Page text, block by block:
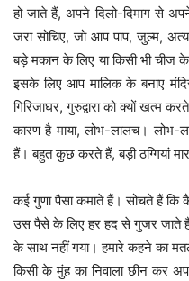
हो जाते हैं, अपने दिलो-दिमाग से
जरा सोचिए, जो आप पाप, जुल्म,
बड़े मकान के लिए या किसी भी चीज के
इसके लिए आप मालिक के बनाए
गिरिजाघर, गुरुद्वारा को क्यों खत्म
कारण है माया, लोभ-लालच। लोभ-
हैं। बहुत कुछ करते हैं, बड़ी ठग्गियां
कई गुणा पैसा कमाते हैं। सोचते हैं कि
उस पैसे के लिए हर हद से गुजर जाते
के साथ नहीं गया। हमारे कहने का
किसी के मुंह का निवाला छीन कर